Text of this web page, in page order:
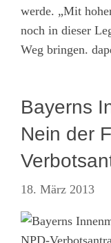
werde. „Mit
noch in dieser
Weg bringen.
Bayerns
Nein der
18. März 2013